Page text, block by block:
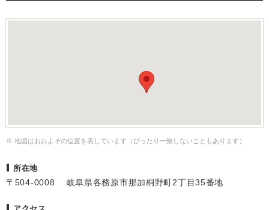
※ 地図はおおよその位置を表しています（ぴったり一致しないこともあります）
所在地
〒504-0008 岐阜県各務原市那加桐野町2丁目35番地